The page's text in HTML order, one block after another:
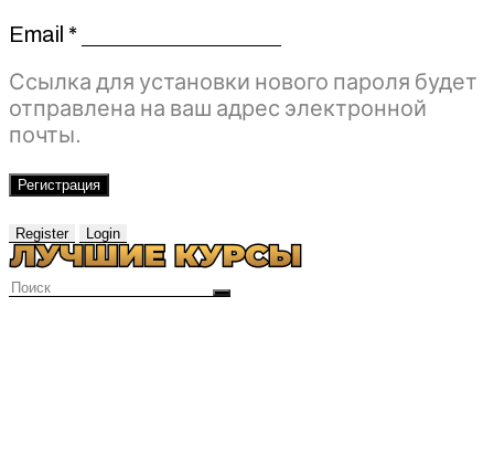
Email *Обязательно
Ссылка для установки нового пароля будет
отправлена ​​на ваш адрес электронной
почты.
Регистрация
Register Login